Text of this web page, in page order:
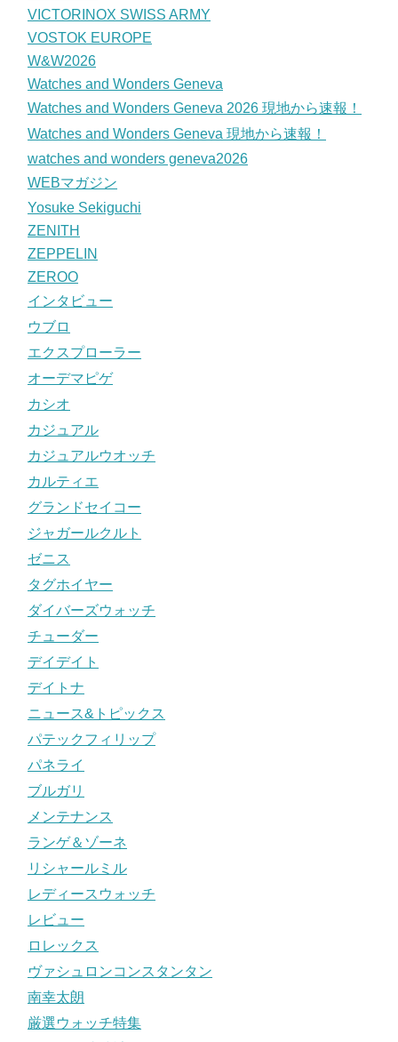
VICTORINOX SWISS ARMY
VOSTOK EUROPE
W&W2026
Watches and Wonders Geneva
Watches and Wonders Geneva 2026 現地から速報！
Watches and Wonders Geneva 現地から速報！
watches and wonders geneva2026
WEBマガジン
Yosuke Sekiguchi
ZENITH
ZEPPELIN
ZEROO
インタビュー
ウブロ
エクスプローラー
オーデマピゲ
カシオ
カジュアル
カジュアルウオッチ
カルティエ
グランドセイコー
ジャガールクルト
ゼニス
タグホイヤー
ダイバーズウォッチ
チューダー
デイデイト
デイトナ
ニュース&トピックス
パテックフィリップ
パネライ
ブルガリ
メンテナンス
ランゲ＆ゾーネ
リシャールミル
レディースウォッチ
レビュー
ロレックス
ヴァシュロンコンスタンタン
南幸太朗
厳選ウォッチ特集